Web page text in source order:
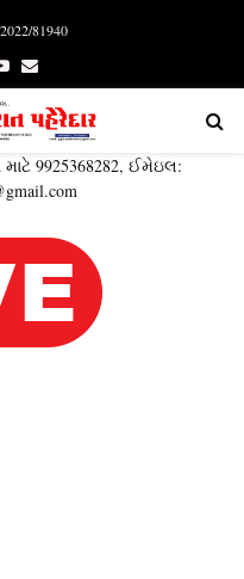
81940
YoutubeEmail
9925368282, ઈમેઇલ: